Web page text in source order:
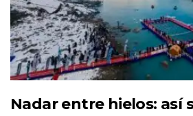
Nadar entre hielos: así